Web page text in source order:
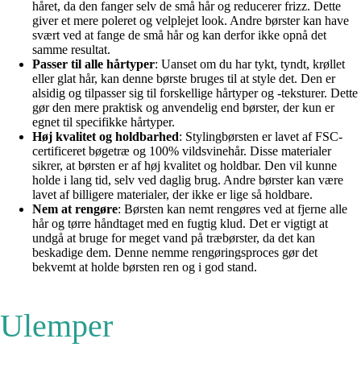
håret, da den fanger selv de små hår og reducerer frizz. Dette
giver et mere poleret og velplejet look. Andre børster kan have
svært ved at fange de små hår og kan derfor ikke opnå det
samme resultat.
Passer til alle hårtyper: Uanset om du har tykt, tyndt, krøllet
eller glat hår, kan denne børste bruges til at style det. Den er
alsidig og tilpasser sig til forskellige hårtyper og -teksturer. Dette
gør den mere praktisk og anvendelig end børster, der kun er
egnet til specifikke hårtyper.
Høj kvalitet og holdbarhed: Stylingbørsten er lavet af FSC-
certificeret bøgetræ og 100% vildsvinehår. Disse materialer
sikrer, at børsten er af høj kvalitet og holdbar. Den vil kunne
holde i lang tid, selv ved daglig brug. Andre børster kan være
lavet af billigere materialer, der ikke er lige så holdbare.
Nem at rengøre: Børsten kan nemt rengøres ved at fjerne alle
hår og tørre håndtaget med en fugtig klud. Det er vigtigt at
undgå at bruge for meget vand på træbørster, da det kan
beskadige dem. Denne nemme rengøringsproces gør det
bekvemt at holde børsten ren og i god stand.
Ulemper